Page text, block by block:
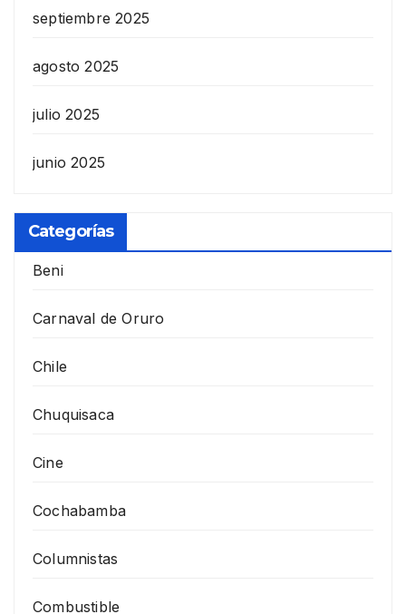
septiembre 2025
agosto 2025
julio 2025
junio 2025
Categorías
Beni
Carnaval de Oruro
Chile
Chuquisaca
Cine
Cochabamba
Columnistas
Combustible